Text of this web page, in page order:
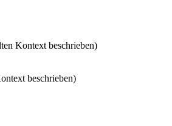
Kontext beschrieben)
beschrieben)